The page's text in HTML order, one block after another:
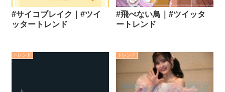
#サイコブレイク｜#ツイ
ッタートレンド
#飛べない鳥｜#ツイッタ
ートレンド
トレンド トレンド